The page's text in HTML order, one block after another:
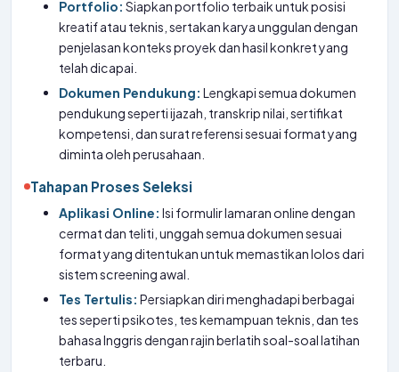
Portfolio: Siapkan portfolio terbaik untuk posisi
kreatif atau teknis, sertakan karya unggulan dengan
penjelasan konteks proyek dan hasil konkret yang
telah dicapai.
Dokumen Pendukung: Lengkapi semua dokumen
pendukung seperti ijazah, transkrip nilai, sertifikat
kompetensi, dan surat referensi sesuai format yang
diminta oleh perusahaan.
Tahapan Proses Seleksi
Aplikasi Online: Isi formulir lamaran online dengan
cermat dan teliti, unggah semua dokumen sesuai
format yang ditentukan untuk memastikan lolos dari
sistem screening awal.
Tes Tertulis: Persiapkan diri menghadapi berbagai
tes seperti psikotes, tes kemampuan teknis, dan tes
bahasa Inggris dengan rajin berlatih soal-soal latihan
terbaru.